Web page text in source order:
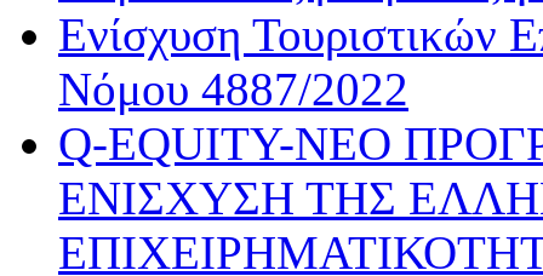
Ενίσχυση Τουριστικών
Νόμου 4887/2022
Q-EQUITY-ΝΕΟ
ΕΝΙΣΧΥΣΗ ΤΗΣ